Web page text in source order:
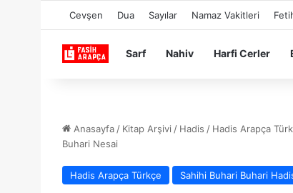
Cevşen Dua Sayılar Namaz Vakitleri
Sarf Nahiv Harfi Cerler
Anasayfa / Kitap Arşivi / Hadis / Hadis Arapça
Buhari Nesai
Hadis Arapça Türkçe Sahihi Buhari Buhari